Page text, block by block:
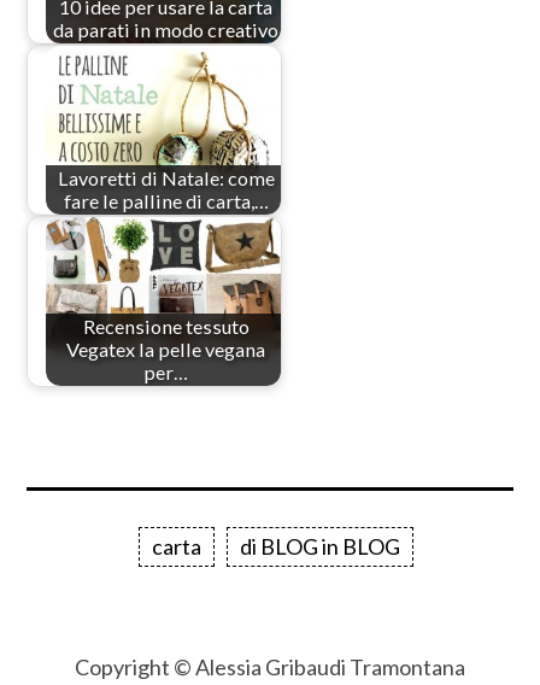
10 idee per usare la carta
da parati in modo creativo
Lavoretti di Natale: come
fare le palline di carta,…
Recensione tessuto
Vegatex la pelle vegana
per…
carta di BLOG in BLOG
Copyright © Alessia Gribaudi Tramontana